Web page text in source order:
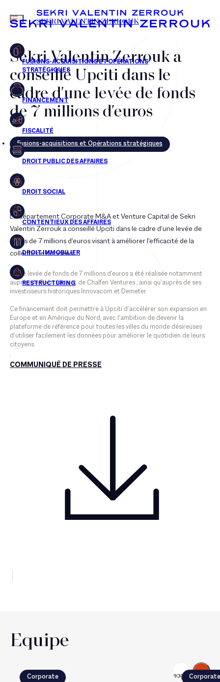
FR EN
MENU SEKRI VALENTIN ZERROUK
Sekri Valentin Zerrouk a
conseillé Upciti dans le
cadre d'une levée de fonds
de 7 millions d'euros
Fusions-acquisitions et Opérations stratégiques
Le département Corporate M&A et Venture Capital de Sekri
Valentin Zerrouk a conseillé Upciti dans le cadre d’une levée de
fonds de 7 millions d’euros visant à améliorer l’efficacité de la
collecte de données.
Cette levée de fonds de 7 millions d’euros a été réalisée notamment
auprès de Point Nine et de Chalfen Ventures ; ainsi qu’auprès de ses
investisseurs historiques Innovacom et Demeter.
Ce financement doit permettre à Upciti d’accélérer son expansion en
Europe et en Amérique du Nord, avec l’ambition de devenir la
plateforme de référence pour toutes les villes du monde désireuses
d’utiliser facilement les données pour améliorer le quotidien de leurs
citoyens.
COMMUNIQUÉ DE PRESSE
Equipe
Précédent
Suivant
Corporate